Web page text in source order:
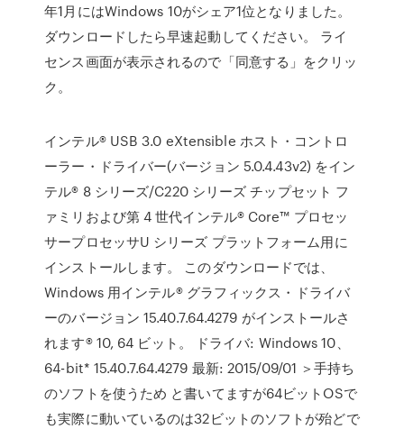
年1月にはWindows 10がシェア1位となりました。
ダウンロードしたら早速起動してください。 ライ
センス画面が表示されるので「同意する」をクリッ
ク。
インテル® USB 3.0 eXtensible ホスト・コントロ
ーラー・ドライバー(バージョン 5.0.4.43v2) をイン
テル® 8 シリーズ/C220 シリーズ チップセット フ
ァミリおよび第 4 世代インテル® Core™ プロセッ
サープロセッサU シリーズ プラットフォーム用に
インストールします。 このダウンロードでは、
Windows 用インテル® グラフィックス・ドライバ
ーのバージョン 15.40.7.64.4279 がインストールさ
れます® 10, 64 ビット。 ドライバ: Windows 10、
64-bit* 15.40.7.64.4279 最新: 2015/09/01 ＞手持ち
のソフトを使うため と書いてますが64ビットOSで
も実際に動いているのは32ビットのソフトが殆どで